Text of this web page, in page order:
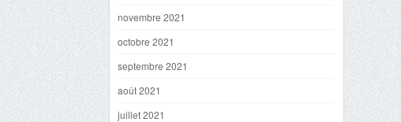
novembre 2021
octobre 2021
septembre 2021
août 2021
juillet 2021